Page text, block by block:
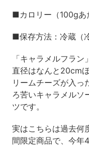
■カロリー（100g
■保存方法：冷蔵（
「キャラメルフラ
直径はなんと20cm
リームチーズが入っ
ろ苦いキャラメルソ
ツです。
実はこちらは過去何
間限定商品で、今年